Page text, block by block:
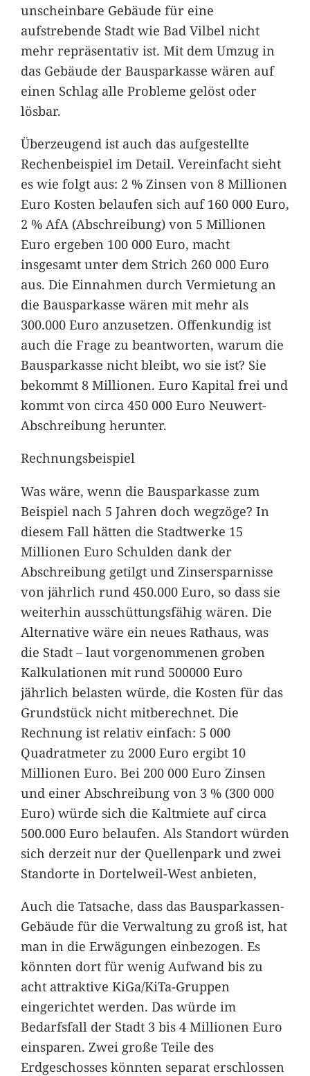
unscheinbare Gebäude für eine
aufstrebende Stadt wie Bad Vilbel nicht
mehr repräsentativ ist. Mit dem Umzug in
das Gebäude der Bausparkasse wären auf
einen Schlag alle Probleme gelöst oder
lösbar.
Überzeugend ist auch das aufgestellte
Rechenbeispiel im Detail. Vereinfacht sieht
es wie folgt aus: 2 % Zinsen von 8 Millionen
Euro Kosten belaufen sich auf 160 000 Euro,
2 % AfA (Abschreibung) von 5 Millionen
Euro ergeben 100 000 Euro, macht
insgesamt unter dem Strich 260 000 Euro
aus. Die Einnahmen durch Vermietung an
die Bausparkasse wären mit mehr als
300.000 Euro anzusetzen. Offenkundig ist
auch die Frage zu beantworten, warum die
Bausparkasse nicht bleibt, wo sie ist? Sie
bekommt 8 Millionen. Euro Kapital frei und
kommt von circa 450 000 Euro Neuwert-
Abschreibung herunter.
Rechnungsbeispiel
Was wäre, wenn die Bausparkasse zum
Beispiel nach 5 Jahren doch wegzöge? In
diesem Fall hätten die Stadtwerke 15
Millionen Euro Schulden dank der
Abschreibung getilgt und Zinsersparnisse
von jährlich rund 450.000 Euro, so dass sie
weiterhin ausschüttungsfähig wären. Die
Alternative wäre ein neues Rathaus, was
die Stadt – laut vorgenommenen groben
Kalkulationen mit rund 500000 Euro
jährlich belasten würde, die Kosten für das
Grundstück nicht mitberechnet. Die
Rechnung ist relativ einfach: 5 000
Quadratmeter zu 2000 Euro ergibt 10
Millionen Euro. Bei 200 000 Euro Zinsen
und einer Abschreibung von 3 % (300 000
Euro) würde sich die Kaltmiete auf circa
500.000 Euro belaufen. Als Standort würden
sich derzeit nur der Quellenpark und zwei
Standorte in Dortelweil-West anbieten,
Auch die Tatsache, dass das Bausparkassen-
Gebäude für die Verwaltung zu groß ist, hat
man in die Erwägungen einbezogen. Es
könnten dort für wenig Aufwand bis zu
acht attraktive KiGa/KiTa-Gruppen
eingerichtet werden. Das würde im
Bedarfsfall der Stadt 3 bis 4 Millionen Euro
einsparen. Zwei große Teile des
Erdgeschosses könnten separat erschlossen